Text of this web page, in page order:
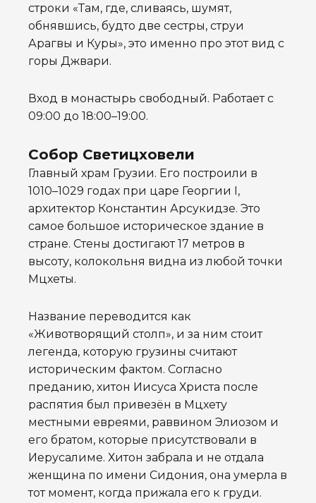
строки «Там, где, сливаясь, шумят,
обнявшись, будто две сестры, струи
Арагвы и Куры», это именно про этот вид с
горы Джвари.
Вход в монастырь свободный. Работает с
09:00 до 18:00–19:00.
Собор Светицховели
Главный храм Грузии. Его построили в
1010–1029 годах при царе Георгии I,
архитектор Константин Арсукидзе. Это
самое большое историческое здание в
стране. Стены достигают 17 метров в
высоту, колокольня видна из любой точки
Мцхеты.
Название переводится как
«Животворящий столп», и за ним стоит
легенда, которую грузины считают
историческим фактом. Согласно
преданию, хитон Иисуса Христа после
распятия был привезён в Мцхету
местными евреями, раввином Элиозом и
его братом, которые присутствовали в
Иерусалиме. Хитон забрала и не отдала
женщина по имени Сидония, она умерла в
тот момент, когда прижала его к груди.